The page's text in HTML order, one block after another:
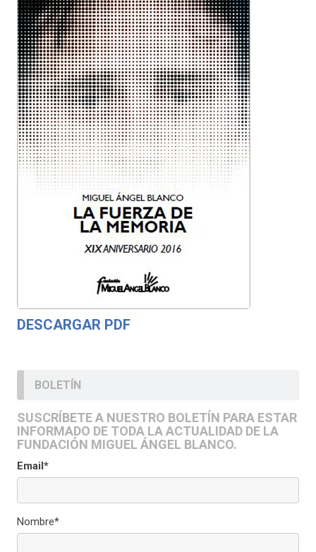
DESCARGAR PDF
BOLETÍN
SUSCRÍBETE A NUESTRO BOLETÍN PARA ESTAR
INFORMADO DE TODA LA ACTUALIDAD DE LA
FUNDACIÓN MIGUEL ÁNGEL BLANCO.
Email*
Nombre*